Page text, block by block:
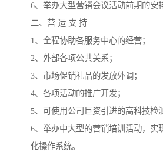
6、举办大型营销会议活动前期的安
二、营 运 支 持
1、全程协助各服务中心的经营；
2、外部各项公共关系；
3、市场促销礼品的发放外调；
4、各项活动的推广开发；
5、可使用公司巨资引进的高科技检
6、举办中大型的营销培训活动，实
化操作系统。